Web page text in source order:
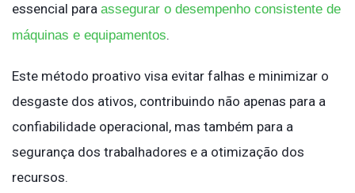
essencial para assegurar o desempenho consistente de
máquinas e equipamentos.
Este método proativo visa evitar falhas e minimizar o
desgaste dos ativos, contribuindo não apenas para a
confiabilidade operacional, mas também para a
segurança dos trabalhadores e a otimização dos
recursos.